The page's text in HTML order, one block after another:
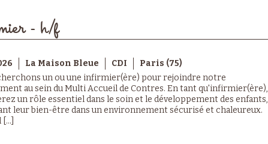
- h/f
La Maison Bleue CDI
Paris (75)
un ou une infirmier(ère) pour rejoindre notre
au sein du Multi Accueil de Contres. En tant qu'infirmier(ère),
un rôle essentiel dans le soin et le développement des enfants,
leur bien-être dans un environnement sécurisé et chaleureux.